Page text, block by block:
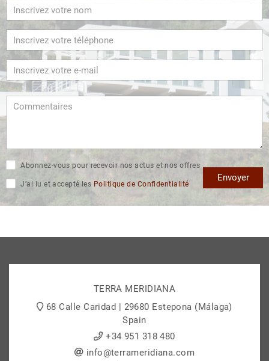
Abonnez-vous pour recevoir nos actus et nos offres
J’ai lu et accepté les Politique de Confidentialité
Envoyer
TERRA MERIDIANA
68 Calle Caridad | 29680 Estepona (Málaga)
Spain
+34 951 318 480
info@terrameridiana.com